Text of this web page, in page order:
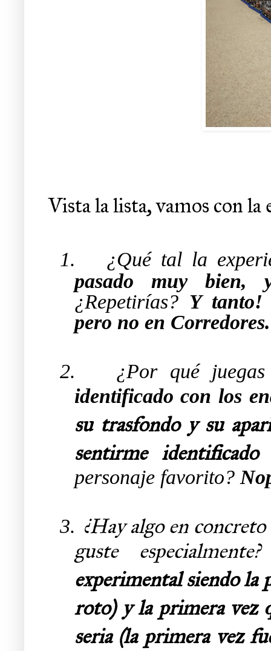
Vista la lista, vamos con la
1.
¿Qué tal la
pasado muy
¿Repetirías? Y tanto!
pero no en Corredores.
2.
¿Por qué
identificado con los
su trasfondo y su
sentirme
personaje favorito?
3. ¿Hay algo en
guste
experimental siendo la
roto) y la primera vez
seria (la primera vez